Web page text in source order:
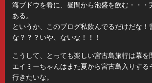
海ブドウを肴に、昼間から泡盛を飲む・・・
ある。
というか、このブログ私飲んでるだけだな！
な？？？いや、ないな！！！
こうして、とっても楽しい宮古島旅行は幕を
エイミーちゃんはまた夏から宮古島入りする
行きたいな。